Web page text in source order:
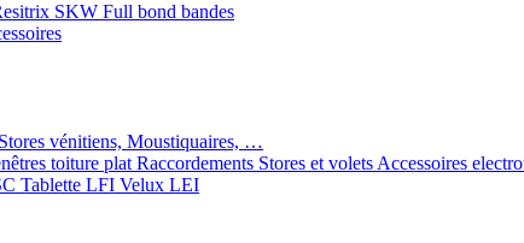
SKW Full bond bandes
Stores vénitiens, Moustiquaires, …
toiture plat Raccordements Stores et volets Accessoires
Tablette LFI Velux LEI